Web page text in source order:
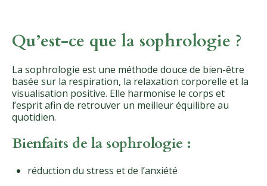
Qu’est-ce que la sophrologie ?
La sophrologie est une méthode douce de bien-être
basée sur la respiration, la relaxation corporelle et la
visualisation positive. Elle harmonise le corps et
l’esprit afin de retrouver un meilleur équilibre au
quotidien.
Bienfaits de la sophrologie :
réduction du stress et de l’anxiété